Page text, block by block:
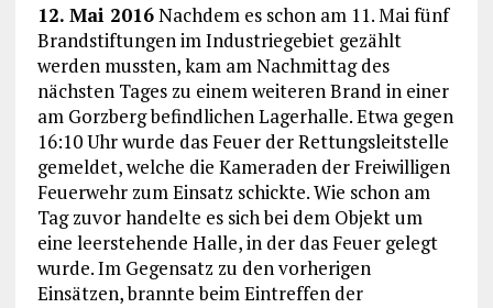
12. Mai 2016Nachdem es schon am 11. Mai fünf
Brandstiftungen im Industriegebiet gezählt
werden mussten, kam am Nachmittag des
nächsten Tages zu einem weiteren Brand in einer
am Gorzberg befindlichen Lagerhalle. Etwa gegen
16:10 Uhr wurde das Feuer der Rettungsleitstelle
gemeldet, welche die Kameraden der Freiwilligen
Feuerwehr zum Einsatz schickte. Wie schon am
Tag zuvor handelte es sich bei dem Objekt um
eine leerstehende Halle, in der das Feuer gelegt
wurde. Im Gegensatz zu den vorherigen
Einsätzen, brannte beim Eintreffen der